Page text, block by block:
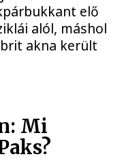
elő
alól, máshol
akna került
Mi